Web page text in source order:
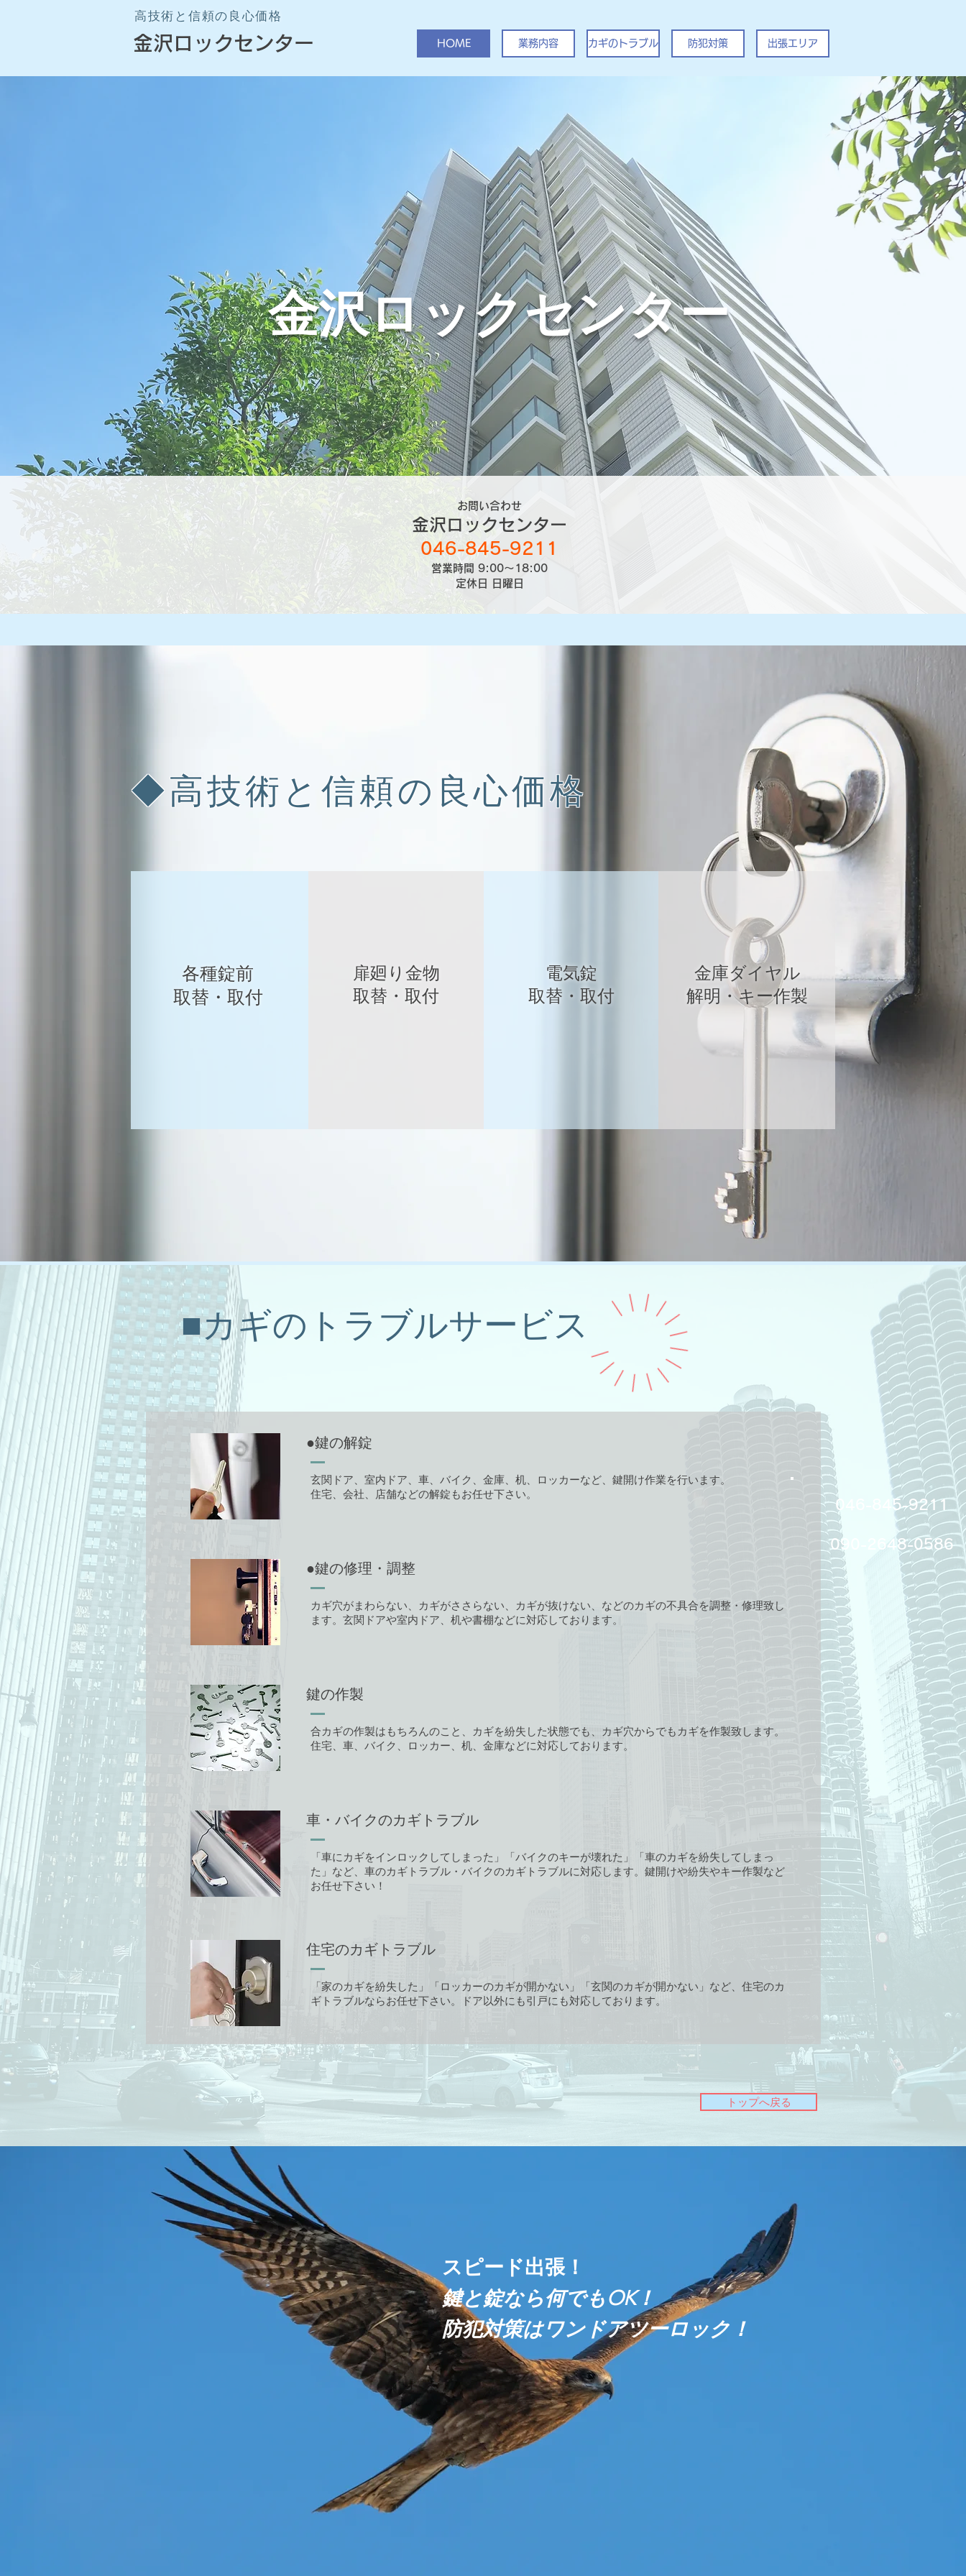
高技術と信頼の良心価格
HOME 業務内容 カギのトラブル 防犯対策 出張エリア
​金沢ロックセンター
​046-845-9211
​090-2648-0586
金沢ロックセンター
お問い合わせ
金沢ロックセンター
046-845-9211
営業時間 9:00～18:00
​定休日 日曜日
◆高技術と信頼の良心価格
​各種錠前
​取替・取付
扉廻り金物
​取替・取付
電気錠
​取替・取付
金庫ダイヤル
​解明・キー作製
■カギのトラブルサービス
●鍵の解錠
玄関ドア、室内ドア、車、バイク、金庫、机、ロッカーなど、鍵開け作業を行います。
住宅、会社、店舗などの解錠もお任せ下さい。
●鍵の修理・調整
カギ穴がまわらない、カギがささらない、カギが抜けない、などのカギの不具合を調整・修理致し
ます。玄関ドアや室内ドア、机や書棚などに対応しております。
鍵の作製
合カギの作製はもちろんのこと、カギを紛失した状態でも、カギ穴からでもカギを作製致します。
住宅、車、バイク、ロッカー、机、金庫などに対応しております。
車・バイクのカギトラブル
「車にカギをインロックしてしまった」「バイクのキーが壊れた」「車のカギを紛失してしまっ
た」など、車のカギトラブル・バイクのカギトラブルに対応します。鍵開けや紛失やキー作製など
お任せ下さい！
住宅のカギトラブル
「家のカギを紛失した」「ロッカーのカギが開かない」「玄関のカギが開かない」など、住宅のカ
ギトラブルならお任せ下さい。ドア以外にも引戸にも対応しております。
トップへ戻る
​スピード出張！
鍵と錠なら何でもOK！
防犯対策はワンドアツーロック！